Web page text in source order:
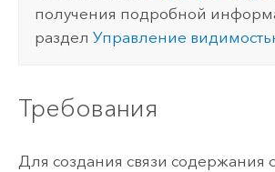
получения подробной
разделУправление
Требования
Для создания связи содержания